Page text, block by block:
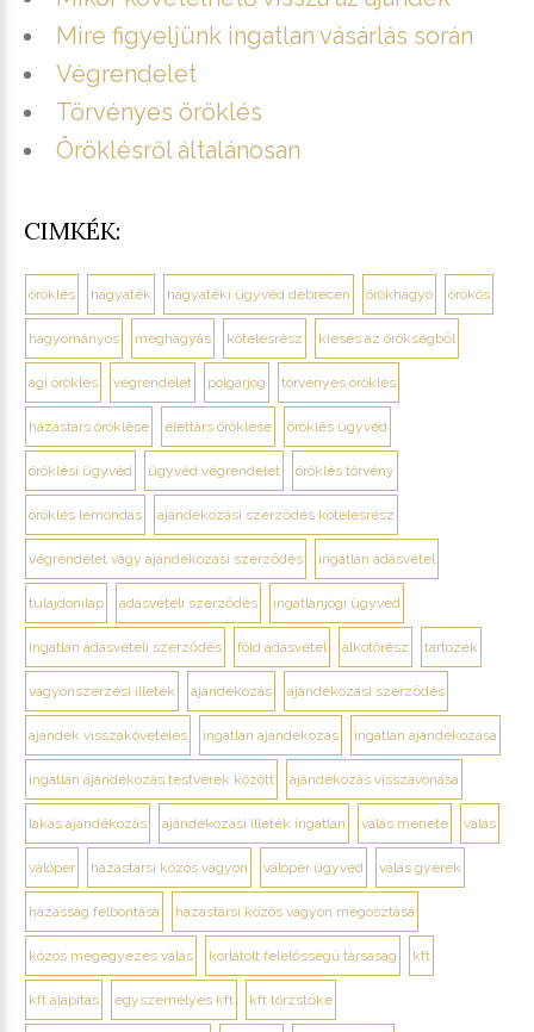
Mire figyeljünk ingatlan vásárlás során
Végrendelet
Törvényes öröklés
Öröklésről általánosan
CIMKÉK:
öröklés hagyaték hagyatéki ügyvéd debrecen örökhagyó örökös
hagyományos meghagyás kötelesrész kiesés az örökségből
ági öröklés végrendelet polgárjog törvényes öröklés
házastárs öröklése élettárs öröklése öröklés ügyvéd
öröklési ügyvéd ügyvéd végrendelet öröklés törvény
öröklés lemondás ajándékozási szerződés kötelesrész
végrendelet vagy ajándékozási szerződés ingatlan adásvétel
tulajdonilap adásvételi szerződés ingatlanjogi ügyvéd
ingatlan adásvételi szerződés föld adásvétel alkotórész tartozék
vagyonszerzési illeték ajándékozás ajándékozási szerződés
ajándék visszakövetelés ingatlan ajándékozás ingatlan ajándékozása
ingatlan ajándékozás testvérek között ajándékozás visszavonása
lakás ajándékozás ajándékozási illeték ingatlan válás menete válás
válóper házastársi közös vagyon válóper ügyvéd válás gyerek
házasság felbontása házastársi közös vagyon megosztása
közös megegyezés válás korlátolt felelősségű társaság kft
kft alapítás egyszemélyes kft kft törzstőke